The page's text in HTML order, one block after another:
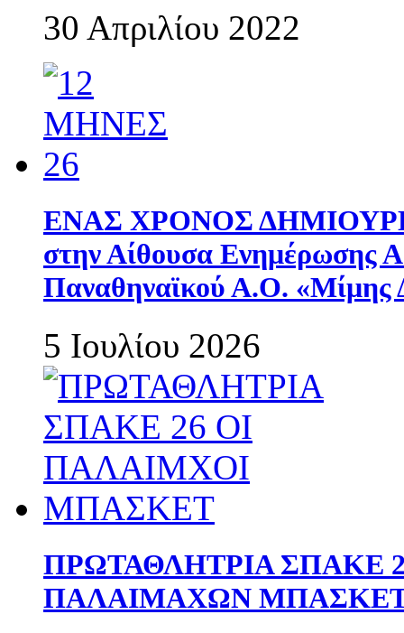
30 Απριλίου 2022
ΕΝΑΣ ΧΡΟΝΟΣ
στην Αίθουσα Ενημέρωσης
Παναθηναϊκού Α.Ο. «Μίμης
5 Ιουλίου 2026
ΠΡΩΤΑΘΛΗΤΡΙΑ ΣΠΑΚΕ
ΠΑΛΑΙΜΑΧΩΝ